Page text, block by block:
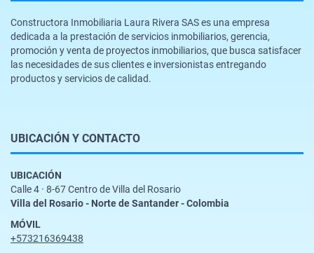
Constructora Inmobiliaria Laura Rivera SAS es una empresa
dedicada a la prestación de servicios inmobiliarios, gerencia,
promoción y venta de proyectos inmobiliarios, que busca satisfacer
las necesidades de sus clientes e inversionistas entregando
productos y servicios de calidad.
UBICACIÓN Y CONTACTO
UBICACIÓN
Calle 4 · 8-67 Centro de Villa del Rosario
Villa del Rosario - Norte de Santander - Colombia
MÓVIL
+573216369438